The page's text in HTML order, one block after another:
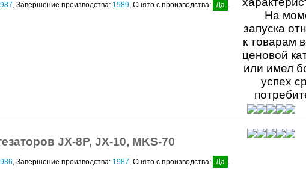
, Завершение производства: 1989, Снято с производства: Да .
JX-8P, JX-10, MKS-70
, Завершение производства: 1987, Снято с производства: Да .